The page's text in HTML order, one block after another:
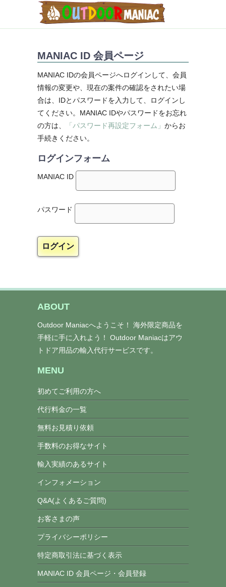
MANIAC ID 会員ページ
MANIAC IDの会員ページへログインして、会員
情報の変更や、現在の案件の確認をされたい場
合は、IDとパスワードを入力して、ログインし
てください。MANIAC IDやパスワードをお忘れ
の方は、
「パスワード再設定フォーム」 からお
手続きください。
ログインフォーム
MANIAC ID
パスワード
ABOUT
Outdoor Maniacへようこそ！ 海外限定商品を
手軽に手に入れよう！ Outdoor Maniacはアウ
トドア用品の輸入代行サービスです。
MENU
初めてご利用の方へ
代行料金の一覧
無料お見積り依頼
手数料のお得なサイト
輸入実績のあるサイト
インフォメーション
Q&A(よくあるご質問)
お客さまの声
プライバシーポリシー
特定商取引法に基づく表示
MANIAC ID 会員ページ・会員登録